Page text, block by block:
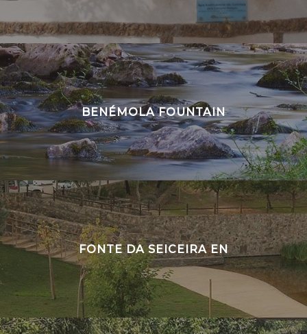
BENÉMOLA FOUNTAIN
FONTE DA SEICEIRA EN